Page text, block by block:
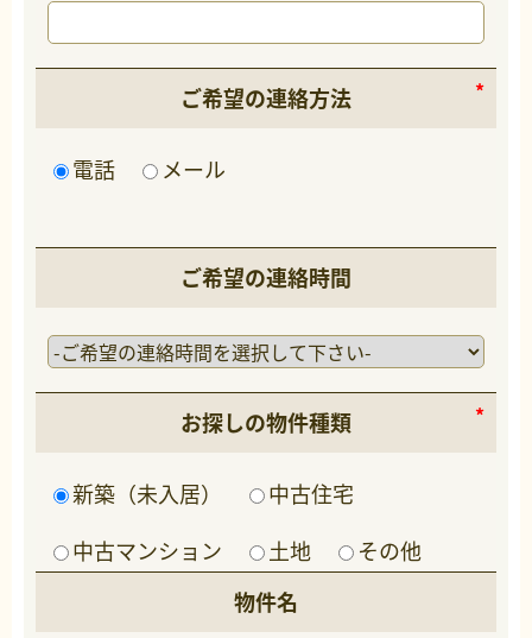
ご希望の連絡方法
電話 メール
ご希望の連絡時間
お探しの物件種類
新築（未入居）
中古住宅
中古マンション
土地
その他
物件名